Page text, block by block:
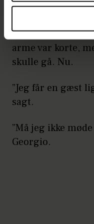
ikke tænkt på
Han havde en
arme var korte,
skulle gå. Nu.
”Jeg får en gæst
sagt.
”Må jeg ikke
Georgio.